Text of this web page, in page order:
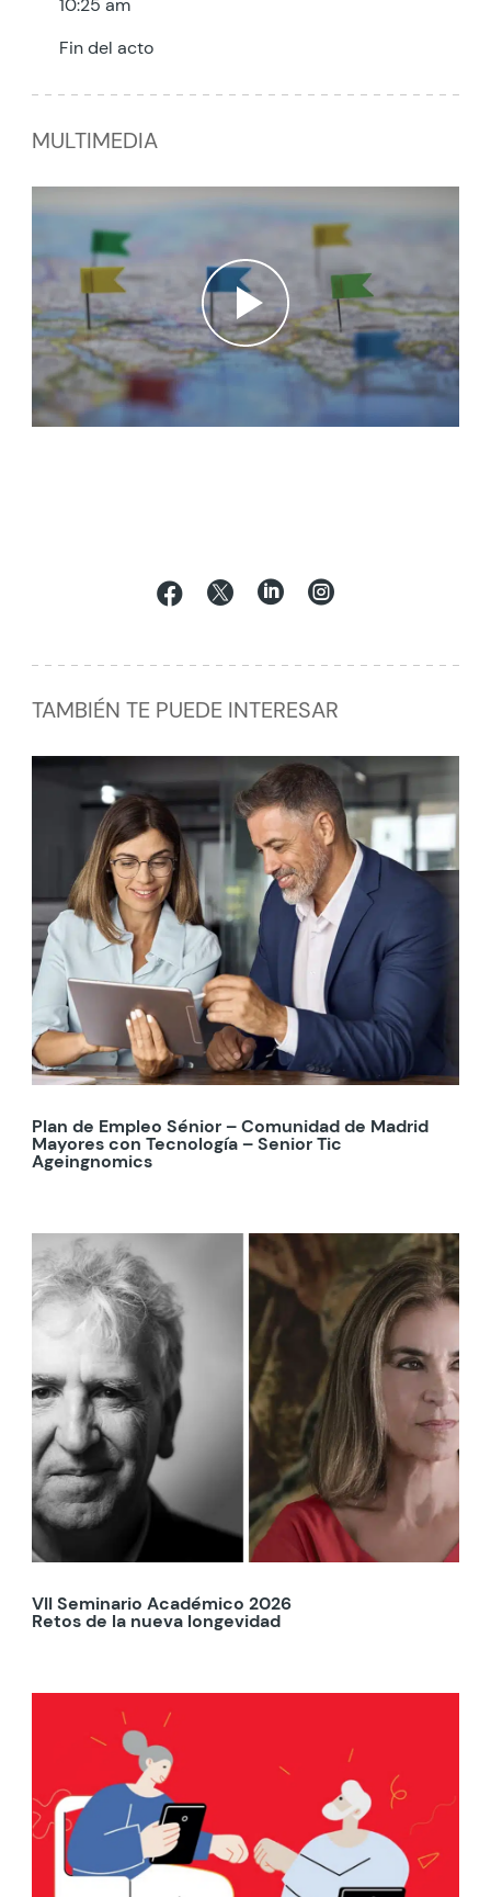
10:25 am
Fin del acto
MULTIMEDIA
   
TAMBIÉN TE PUEDE INTERESAR
Plan de Empleo Sénior – Comunidad de Madrid
Mayores con Tecnología – Senior Tic
Ageingnomics
VII Seminario Académico 2026
Retos de la nueva longevidad